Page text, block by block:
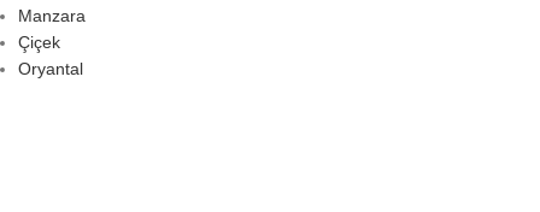
Manzara
Çiçek
Oryantal